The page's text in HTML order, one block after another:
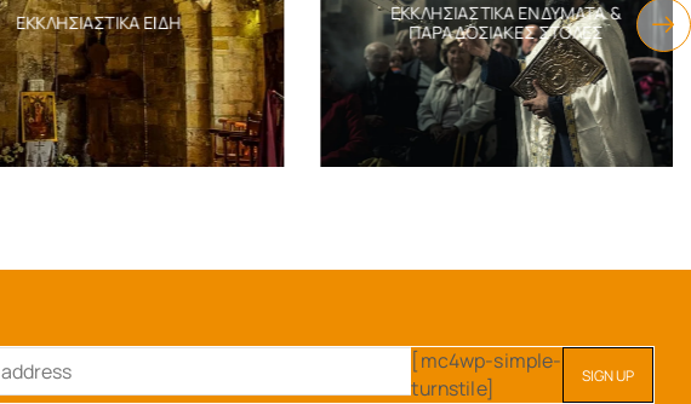
ΕΚΚΛΗΣΙΑΣΤΙΚΆ ΕΊΔΗ
ΕΚΚΛΗΣΙΑΣΤΙΚΆ ΕΝΔΎΜΑΤΑ &
ΠΑΡΑΔΟΣΙΑΚΈΣ ΣΤΟΛΈΣ
[mc4wp-simple-
turnstile]